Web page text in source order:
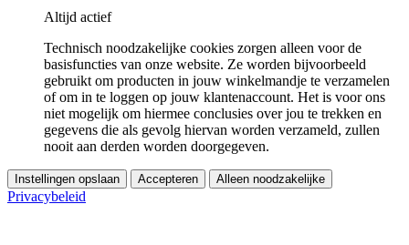
Altijd actief
Technisch noodzakelijke cookies zorgen alleen voor de
basisfuncties van onze website. Ze worden bijvoorbeeld
gebruikt om producten in jouw winkelmandje te verzamelen
of om in te loggen op jouw klantenaccount. Het is voor ons
niet mogelijk om hiermee conclusies over jou te trekken en
gegevens die als gevolg hiervan worden verzameld, zullen
nooit aan derden worden doorgegeven.
Instellingen opslaan Accepteren Alleen noodzakelijke
Privacybeleid